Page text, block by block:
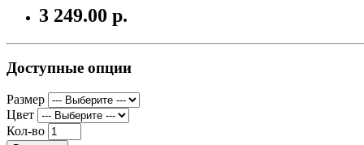
3 249.00 р.
Доступные опции
Размер
Цвет
Кол-во